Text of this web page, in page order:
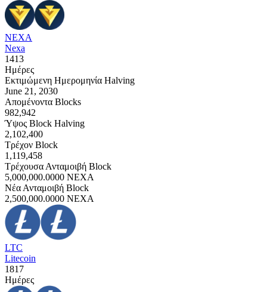
NEXA
Nexa
1413
Ημέρες
Εκτιμώμενη Ημερομηνία Halving
June 21, 2030
Απομένοντα Blocks
982,942
Ύψος Block Halving
2,102,400
Τρέχον Block
1,119,458
Τρέχουσα Ανταμοιβή Block
5,000,000.0000 NEXA
Νέα Ανταμοιβή Block
2,500,000.0000 NEXA
LTC
Litecoin
1817
Ημέρες